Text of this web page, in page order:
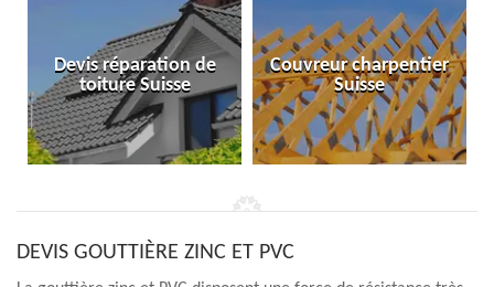
Devis réparation de
toiture Suisse
Couvreur charpentier
Suisse
DEVIS GOUTTIÈRE ZINC ET PVC